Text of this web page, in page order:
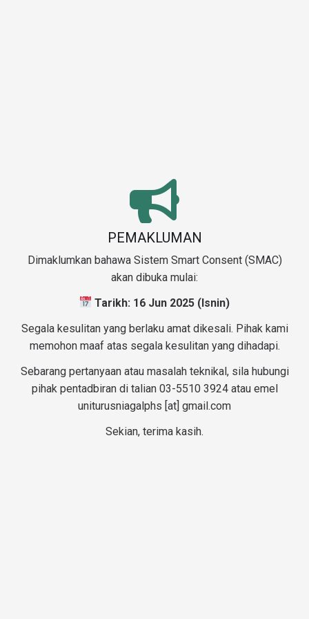
PEMAKLUMAN
Dimaklumkan bahawa Sistem Smart Consent (SMAC)
akan dibuka mulai:
Tarikh: 16 Jun 2025 (Isnin)
Segala kesulitan yang berlaku amat dikesali. Pihak kami
memohon maaf atas segala kesulitan yang dihadapi.
Sebarang pertanyaan atau masalah teknikal, sila hubungi
pihak pentadbiran di talian 03-5510 3924 atau emel
uniturusniagalphs [at] gmail.com
Sekian, terima kasih.